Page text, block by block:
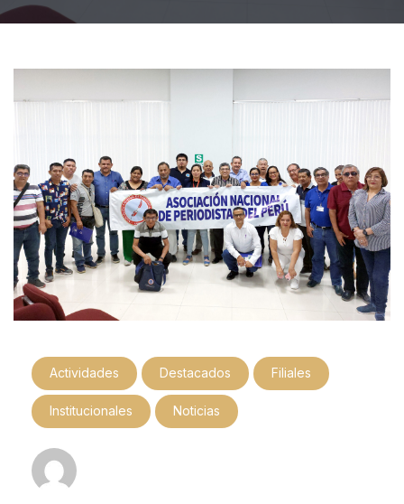
Actividades Destacados Filiales
Institucionales Noticias